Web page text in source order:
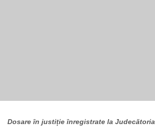
Dosare în justiție înregistrate la Judecătoria